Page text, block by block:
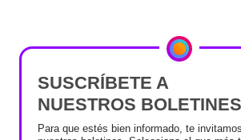
SUSCRÍBETE A
NUESTROS BOLETINES
Para que estés bien informado, te